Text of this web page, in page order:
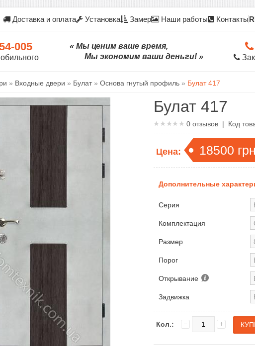
Доставка и оплата Установка Замер Наши работы Контакты
005
« Мы ценим ваше время,
Мы экономим ваши деньги! »
» Входные двери » Булат » Основа гнутый профиль » Булат 417
Булат 417
0 отзывов | Код
Цена: 18500 грн
Дополнительные
Серия
Комплектация
Размер
Порог
Открывание
Задвижка
Кол.: